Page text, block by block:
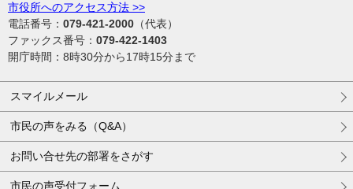
市役所へのアクセス方法 >>
電話番号： 079-421-2000 （代表）
ファックス番号： 079-422-1403
開庁時間：8時30分から17時15分まで
スマイルメール
市民の声をみる（Q&A）
お問い合せ先の部署をさがす
市民の声受付フォーム